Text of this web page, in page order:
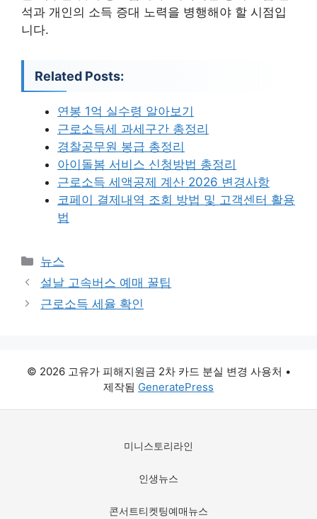
석과 개인의 소득 증대 노력을 병행해야 할 시점입
니다.
Related Posts:
연봉 1억 실수령 알아보기
근로소득세 과세구간 총정리
경찰공무원 봉급 총정리
아이돌봄 서비스 신청방법 총정리
근로소득 세액공제 계산 2026 변경사항
코페이 결제내역 조회 방법 및 고객센터 활용
법
카
테
리
뉴스
설날 고속버스 예매 꿀팁
근로소득 세율 확인
© 2026 고유가 피해지원금 2차 카드 분실 변경 사용처 •
제작됨 GeneratePress
미니스토리라인
인생뉴스
콘서트티켓팅예매뉴스